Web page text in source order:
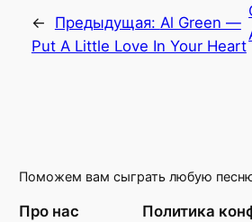
← Предыдущая: Al Green —
Put A Little Love In Your Heart
Поможем вам сыграть любую
Про нас Политика